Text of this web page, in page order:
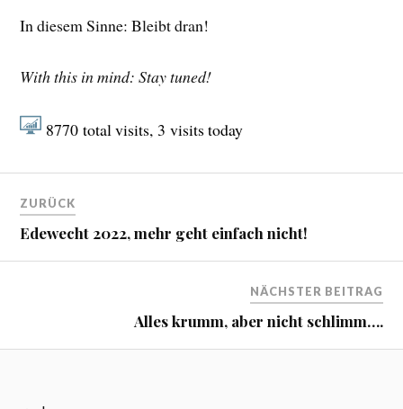
In diesem Sinne: Bleibt dran!
With this in mind: Stay tuned!
8770 total visits, 3 visits today
ZURÜCK
Edewecht 2022, mehr geht einfach nicht!
NÄCHSTER BEITRAG
Alles krumm, aber nicht schlimm….